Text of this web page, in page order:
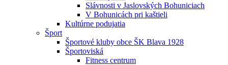
Slávnosti v Jaslovských Bohuniciach
V Bohunicách pri kaštieli
Kultúrne podujatia
Šport
Športové kluby obce ŠK Blava 1928
Športoviská
Fitness centrum